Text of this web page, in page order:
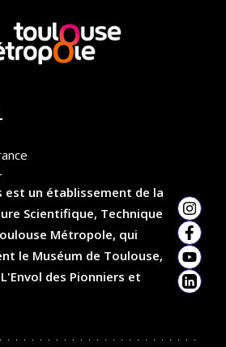
En
savoir
plus
est un établissement de la
Scientifique, Technique
Métropole, qui
le Muséum de Toulouse,
des Pionniers et